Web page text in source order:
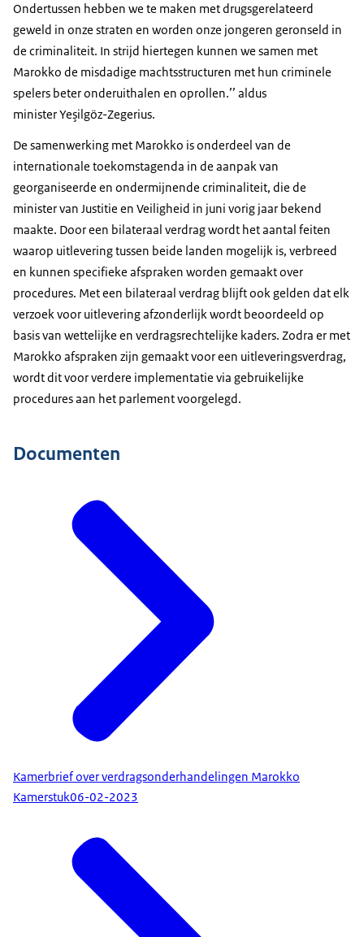
Ondertussen hebben we te maken met drugsgerelateerd
geweld in onze straten en worden onze jongeren geronseld in
de criminaliteit. In strijd hiertegen kunnen we samen met
Marokko de misdadige machtsstructuren met hun criminele
spelers beter onderuithalen en oprollen.’’ aldus
minister Yeşilgöz-Zegerius.
De samenwerking met Marokko is onderdeel van de
internationale toekomstagenda in de aanpak van
georganiseerde en ondermijnende criminaliteit, die de
minister van Justitie en Veiligheid in juni vorig jaar bekend
maakte. Door een bilateraal verdrag wordt het aantal feiten
waarop uitlevering tussen beide landen mogelijk is, verbreed
en kunnen specifieke afspraken worden gemaakt over
procedures. Met een bilateraal verdrag blijft ook gelden dat elk
verzoek voor uitlevering afzonderlijk wordt beoordeeld op
basis van wettelijke en verdragsrechtelijke kaders. Zodra er met
Marokko afspraken zijn gemaakt voor een uitleveringsverdrag,
wordt dit voor verdere implementatie via gebruikelijke
procedures aan het parlement voorgelegd.
Documenten
Kamerbrief over verdragsonderhandelingen Marokko
Kamerstuk06-02-2023